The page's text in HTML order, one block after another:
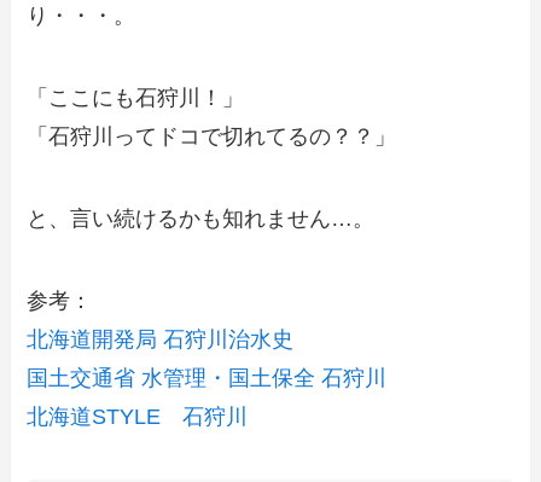
り・・・。
「ここにも石狩川！」
「石狩川ってドコで切れてるの？？」
と、言い続けるかも知れません…。
参考：
北海道開発局 石狩川治水史
国土交通省 水管理・国土保全 石狩川
北海道STYLE 石狩川